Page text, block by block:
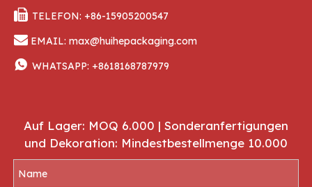
 TELEFON: +86-15905200547
 EMAIL: max@huihepackaging.com
 WHATSAPP: +8618168787979
Auf Lager: MOQ 6.000 | Sonderanfertigungen
und Dekoration: Mindestbestellmenge 10.000